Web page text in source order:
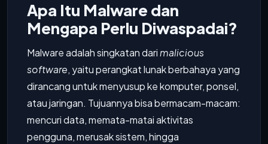
Apa Itu Malware dan
Mengapa Perlu Diwaspadai?
Malware adalah singkatan darimalicious
software, yaitu perangkat lunak berbahaya yang
dirancang untuk menyusup ke komputer, ponsel,
atau jaringan. Tujuannya bisa bermacam-macam:
mencuri data, memata-matai aktivitas
pengguna, merusak sistem, hingga